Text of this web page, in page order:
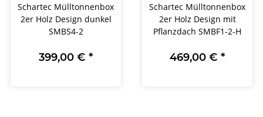
Schartec Mülltonnenbox
2er Holz Design dunkel
SMBS4-2
399,00 € *
Schartec Mülltonnenbox
2er Holz Design mit
Pflanzdach SMBF1-2-H
469,00 € *